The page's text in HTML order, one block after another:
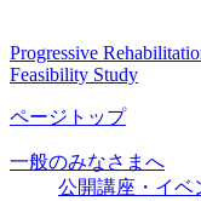
Progressive
Feasibility Study
ページトップ
一般のみなさまへ
公開講座・イベ